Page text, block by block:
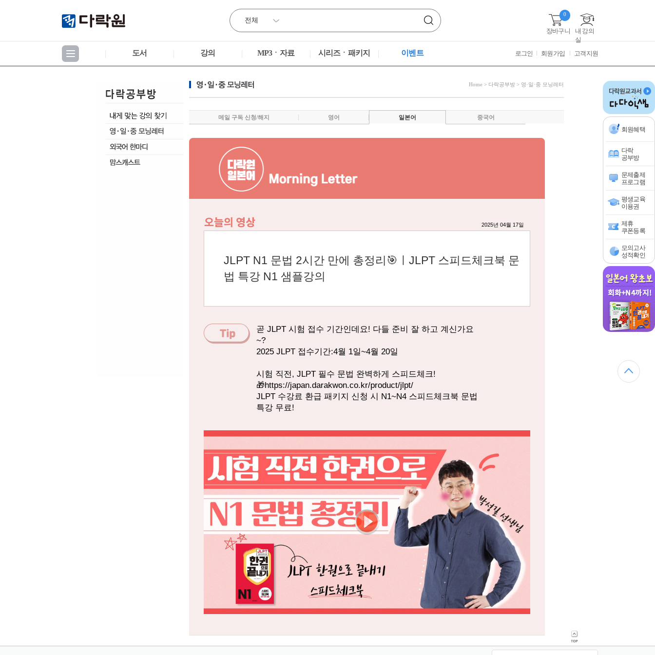
장바구니
0
내 강의
실
도서 강의 MP3ㆍ자료 시리즈ㆍ패키지 이벤트 로그인 회원가입 고객지원
회원혜택
다락
공부방
문제출제
프로그램
평생교육
이용권
제휴
쿠폰등록
모의고사
성적확인
Home > 다락공부방 > 영·일·중 모닝레터
메일 구독 신청/해지 영어 일본어 중국어
2025년 04월 17일
JLPT N1 문법 2시간 만에 총정리🎯ㅣJLPT 스피드체크북 문
법 특강 N1 샘플강의
곧 JLPT 시험 접수 기간인데요! 다들 준비 잘 하고 계신가요
~?
2025 JLPT 접수기간:4월 1일~4월 20일
시험 직전, JLPT 필수 문법 완벽하게 스피드체크!
🎁https://japan.darakwon.co.kr/product/jlpt/
JLPT 수강료 환급 패키지 신청 시 N1~N4 스피드체크북 문법
특강 무료!